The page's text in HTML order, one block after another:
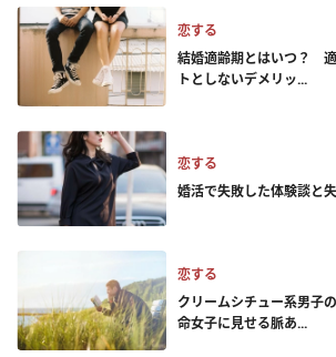
恋する
結婚適齢期とはいつ？
トとしないデメリッ...
恋する
婚活で失敗した体験談と
恋する
クリームシチュー系男子
命女子に見せる脈あ...